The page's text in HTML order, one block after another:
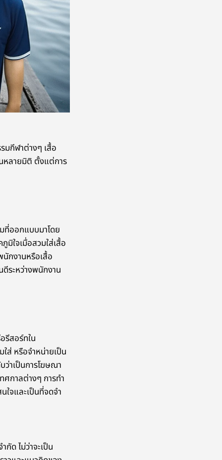
มกีฬาต่างๆ เสื้อ
หลายมิติ ตั้งแต่การ
ที่ออกแบบมาโดย
มิใจเมื่อสวมใส่เสื้อ
กงานหรือเสื้อ
ระหว่างพนักงาน
รีสอร์ทใน
ส่ หรือจำหน่ายเป็น
ว่าเป็นการโฆษณา
ศกาลต่างๆ การทำ
ใจและเป็นที่จดจำ
กัด ไม่ว่าจะเป็น